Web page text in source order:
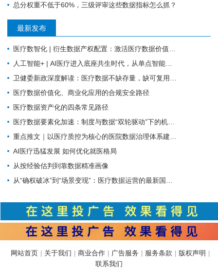
总分权重不低于60%，三级评审这些数据指标怎么抓？
最新发布
医疗数智化 | 衍生数据产权配置：激活医疗数据价值的关键规则
人工智能+ | AI医疗进入底座共生时代，从单点智能走向全域协同
卫健委新政深度解读：医疗数据不缺存量，缺可复用的高质量数据集
医疗数据价值化、商业化应用的合规安全路径
医疗数据资产化的四条常见路径
医疗数据要素化加速：制度与数据“双轮驱动”下的机遇与挑战
重点推文｜以医疗质控为核心的医院数据治理体系建设探索
AI医疗迅猛发展 如何优化就医格局
从按经验估判到靠数据精准画像
从“确权破冰”到“场景变现”：医疗数据运营的最新国家级信号研判
网站首页 关于我们 商业合作 广告服务 服务条款 版权声明
联系我们